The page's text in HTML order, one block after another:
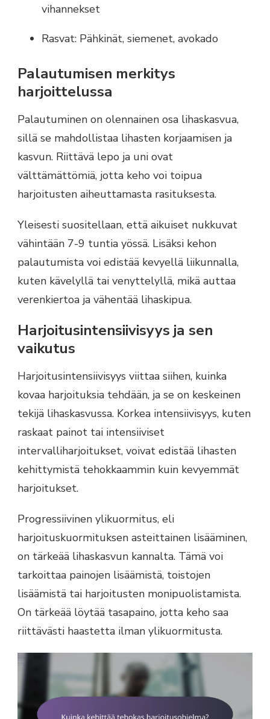
vihannekset
Rasvat: Pähkinät, siemenet, avokado
Palautumisen merkitys
harjoittelussa
Palautuminen on olennainen osa lihaskasvua,
sillä se mahdollistaa lihasten korjaamisen ja
kasvun. Riittävä lepo ja uni ovat
välttämättömiä, jotta keho voi toipua
harjoitusten aiheuttamasta rasituksesta.
Yleisesti suositellaan, että aikuiset nukkuvat
vähintään 7-9 tuntia yössä. Lisäksi kehon
palautumista voi edistää kevyellä liikunnalla,
kuten kävelyllä tai venyttelyllä, mikä auttaa
verenkiertoa ja vähentää lihaskipua.
Harjoitusintensiivisyys ja sen
vaikutus
Harjoitusintensiivisyys viittaa siihen, kuinka
kovaa harjoituksia tehdään, ja se on keskeinen
tekijä lihaskasvussa. Korkea intensiivisyys, kuten
raskaat painot tai intensiiviset
intervalliharjoitukset, voivat edistää lihasten
kehittymistä tehokkaammin kuin kevyemmät
harjoitukset.
Progressiivinen ylikuormitus, eli
harjoituskuormituksen asteittainen lisääminen,
on tärkeää lihaskasvun kannalta. Tämä voi
tarkoittaa painojen lisäämistä, toistojen
lisäämistä tai harjoitusten monipuolistamista.
On tärkeää löytää tasapaino, jotta keho saa
riittävästi haastetta ilman ylikuormitusta.